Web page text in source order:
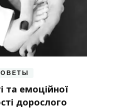
та емоційної
дорослого